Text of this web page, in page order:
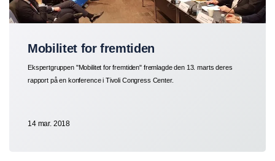
Mobilitet for fremtiden
Ekspertgruppen "Mobilitet for fremtiden" fremlagde den 13. marts deres
rapport på en konference i Tivoli Congress Center.
14 mar. 2018